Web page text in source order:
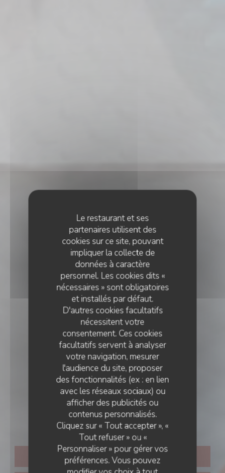
Le restaurant et ses
partenaires utilisent des
cookies sur ce site, pouvant
impliquer la collecte de
données à caractère
personnel. Les cookies dits «
nécessaires » sont obligatoires
et installés par défaut.
D'autres cookies facultatifs
nécessitent votre
consentement. Ces cookies
facultatifs servent à analyser
votre navigation, mesurer
l'audience du site, proposer
des fonctionnalités (ex : en lien
avec les réseaux sociaux) ou
afficher des publicités ou
contenus personnalisés.
Cliquez sur « Tout accepter », «
Tout refuser » ou «
Personnaliser » pour gérer vos
préférences. Vous pouvez
RESTAURANT ORIENTAL• PARIS
Les Vignes du Liban
Paris
RÉSERVER